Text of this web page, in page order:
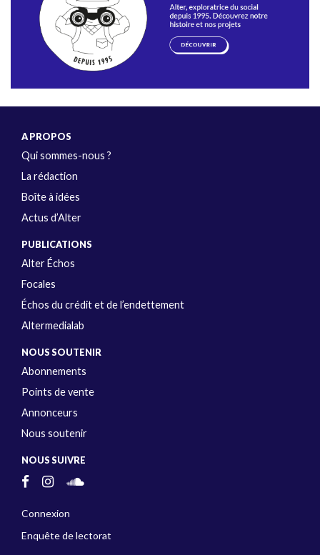
A PROPOS
Qui sommes-nous ?
La rédaction
Boîte à idées
Actus d’Alter
PUBLICATIONS
Alter Échos
Focales
Échos du crédit et de l’endettement
Altermedialab
NOUS SOUTENIR
Abonnements
Points de vente
Annonceurs
Nous soutenir
NOUS SUIVRE
Connexion
Enquête de lectorat